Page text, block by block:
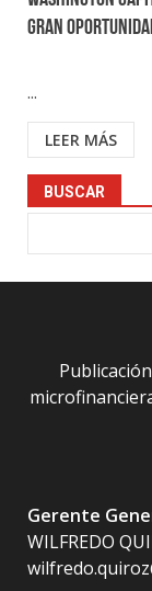
gran
...
LEER MÁS
BUSCAR
Gerente
WILFREDO